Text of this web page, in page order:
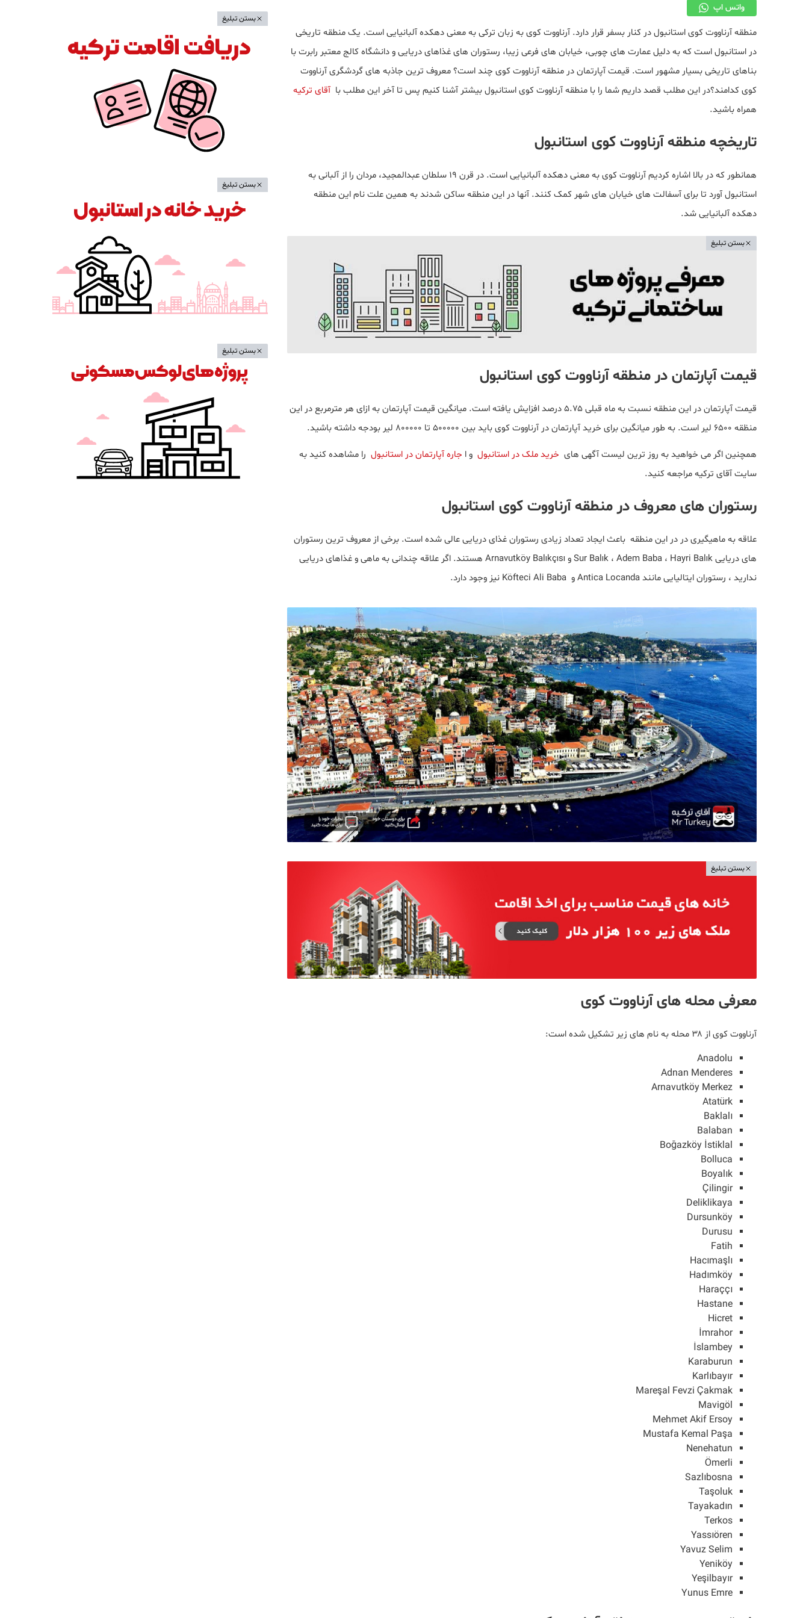
واتس اپ
منطقه آرناووت کوی استانبول در کنار بسفر قرار دارد. آرناووت کوی به زبان ترکی به معنی دهکده آلبانیایی است. یک منطقه تاریخی
در استانبول است که به دلیل عمارت های چوبی، خیابان های فرعی زیبا، رستوران های غذاهای دریایی و دانشگاه کالج معتبر رابرت با
بناهای تاریخی بسیار مشهور است. قیمت آپارتمان در منطقه آرناووت کوی چند است؟ معروف ترین جاذبه های گردشگری آرناووت
کوی کدامند؟در این مطلب قصد داریم شما را با منطقه آرناووت کوی استانبول بیشتر آشنا کنیم پس تا آخر این مطلب با آقای ترکیه
همراه باشید.
تاریخچه منطقه آرناووت کوی استانبول
همانطور که در بالا اشاره کردیم آرناووت کوی به معنی دهکده آلبانیایی است. در قرن ۱۹ سلطان عبدالمجید،‌ مردان را از آلبانی به
استانبول آورد تا برای آسفالت های خیابان های شهر کمک کنند. آنها در این منطقه ساکن شدند به همین علت نام این منطقه
دهکده آلبانیایی شد.
بستن تبلیغ
قیمت آپارتمان در منطقه آرناووت کوی استانبول
قیمت آپارتمان در این منطقه نسبت به ماه قبلی ۵.۷۵ درصد افزایش یافته است. میانگین قیمت آپارتمان به ازای هر مترمربع در این
منظقه ۶۵۰۰ لیر است. به طور میانگین برای خرید آپارتمان در آرناووت کوی باید بین ۵۰۰۰۰۰ تا ۸۰۰۰۰۰ لیر بودجه داشته باشید.
همچنین اگر می خواهید به روز ترین لیست آگهی های خرید ملک در استانبول و ا جاره آپارتمان در استانبول را مشاهده کنید به
سایت آقای ترکیه مراجعه کنید.
رستوران های معروف در منطقه آرناووت کوی استانبول
علاقه به ماهیگیری در در این منطقه باعث ایجاد تعداد زیادی رستوران غذای دریایی عالی شده است. برخی از معروف ترین رستوران
های دریایی Sur Balık ، Adem Baba ، Hayri Balık و Arnavutköy Balıkçısı هستند. اگر علاقه چندانی به ماهی و غذاهای دریایی
ندارید ، رستوران ایتالیایی مانند Antica Locanda و Köfteci Ali Baba نیز وجود دارد.
بستن تبلیغ
معرفی محله های آرناووت کوی
آرناووت کوی از ۳۸ محله به نام های زیر تشکیل شده است:
Anadolu
Adnan Menderes
Arnavutköy Merkez
Atatürk
Baklalı
Balaban
Boğazköy İstiklal
Bolluca
Boyalık
Çilingir
Deliklikaya
Dursunköy
Durusu
Fatih
Hacımaşlı
Hadımköy
Haraççı
Hastane
Hicret
İmrahor
İslambey
Karaburun
Karlıbayır
Mareşal Fevzi Çakmak
Mavigöl
Mehmet Akif Ersoy
Mustafa Kemal Paşa
Nenehatun
Ömerli
Sazlıbosna
Taşoluk
Tayakadın
Terkos
Yassıören
Yavuz Selim
Yeniköy
Yeşilbayır
Yunus Emre
بستن تبلیغ
بستن تبلیغ
بستن تبلیغ